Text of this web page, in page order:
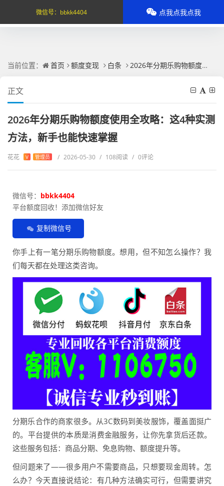
当前位置： 首页 额度变现 白条 2026年分期乐购物额度使用全攻略：这4种实测方法，新手也能快速掌握
正文
2026年分期乐购物额度使用全攻略：这4种实测
方法，新手也能快速掌握
花花 V 管理员 / 2026-05-30 / 108阅读 / 0评论
微信号： bbkk4404
平台额度回收！添加微信好友
复制微信号
你手上有一笔分期乐购物额度。想用，但不知怎么操作？我
们每天都在处理这类咨询。
分期乐合作的商家很多。从3C数码到美妆服饰，覆盖面挺广
的。平台提供的本质是消费金融服务，让你先拿货后还款。
这些服务包括：商品分期、免息购物、额度提升等。
但问题来了——很多用户不需要商品，只想要现金周转。怎
么办？今天直接说结论：有几种方法确实可行，但需要讲究
微信号： bbkk4404 点我点我点我